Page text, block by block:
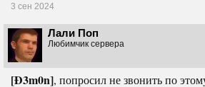
3 сен 2024
Лали Поп
Любимчик сервера
[Ð3m0n], попросил не звонить по